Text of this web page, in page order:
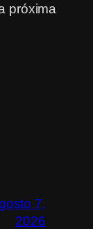
próxima
7,
2026